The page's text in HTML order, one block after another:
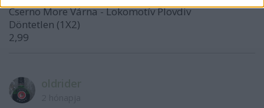
Cserno More Várna - Lokomotív Plovdiv
Döntetlen (1X2)
2,99